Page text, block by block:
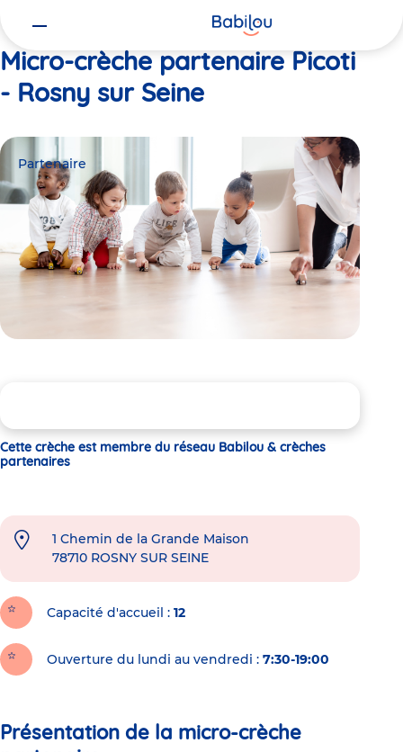
Micro-crèche partenaire Picoti
- Rosny sur Seine
Partenaire
Cette crèche est membre du réseau Babilou & crèches
partenaires
1 Chemin de la Grande Maison
78710 ROSNY SUR SEINE
Capacité d'accueil 12
Ouverture du lundi au vendredi : 7:30-19:00
Présentation de la micro-crèche